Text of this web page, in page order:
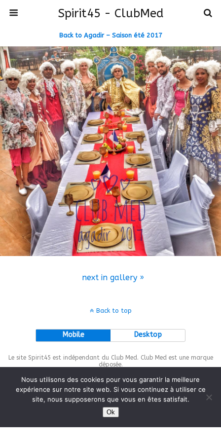
Spirit45 - ClubMed
Back to Agadir – Saison été 2017
next in gallery »
Back to top
Mobile Desktop
Le site Spirit45 est indépendant du Club Med. Club Med est une marque
déposée.
This site is protected bywp-copyrightpro.com
Nous utilisons des cookies pour vous garantir la meilleure
expérience sur notre site web. Si vous continuez à utiliser ce
site, nous supposerons que vous en êtes satisfait.
Ok